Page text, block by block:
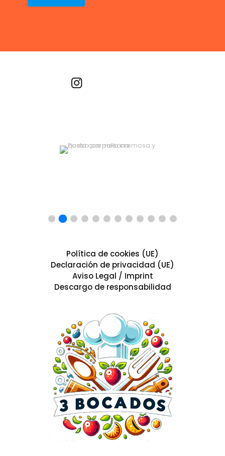
Política de cookies (UE)
Declaración de privacidad (UE)
Aviso Legal / Imprint
Descargo de responsabilidad